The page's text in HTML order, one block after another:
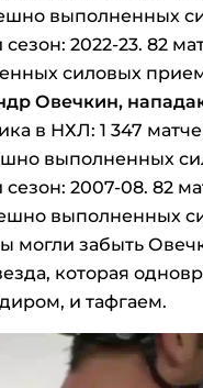
выполненных
2022-23. 82
силовых
Овечкин,
в НХЛ: 1 347
выполненных
2007-08. 82
выполненных
могли забыть
которая
и тафгаем.